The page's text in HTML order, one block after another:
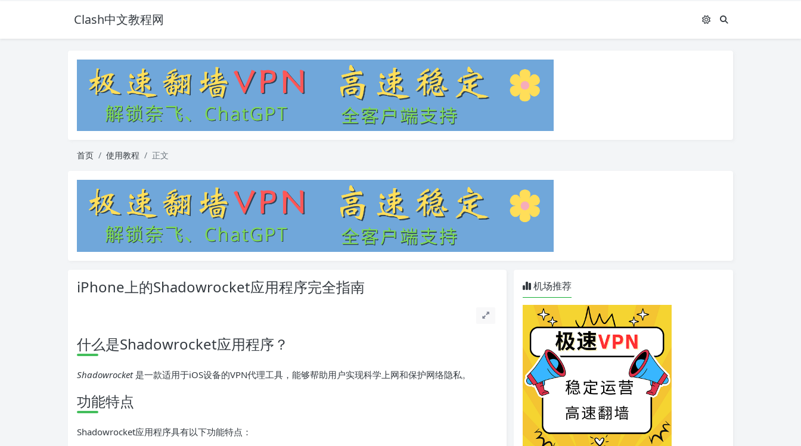
Clash中文教程网
首页 使用教程 正文
iPhone上的Shadowrocket应用程序完全指南
什么是Shadowrocket应用程序？
Shadowrocket是一款适用于iOS设备的VPN代理工具，能够帮助用户实现科学上网和保护网络隐私。
功能特点
Shadowrocket应用程序具有以下功能特点：
机场推荐